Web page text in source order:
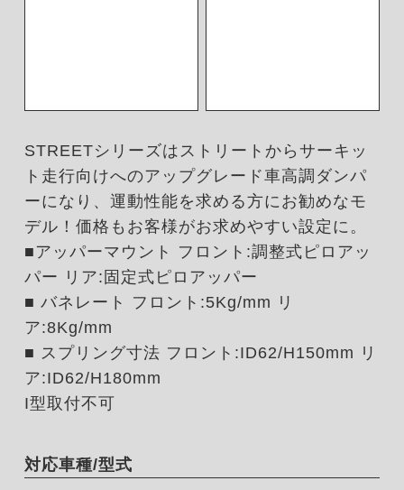
STREETシリーズはストリートからサーキッ
ト走行向けへのアップグレード車高調ダンパ
ーになり、運動性能を求める方にお勧めなモ
デル！価格もお客様がお求めやすい設定に。
■アッパーマウント フロント:調整式ピロアッ
パー リア:固定式ピロアッパー
■ バネレート フロント:5Kg/mm リ
ア:8Kg/mm
■ スプリング寸法 フロント:ID62/H150mm リ
ア:ID62/H180mm
I型取付不可
対応車種/型式